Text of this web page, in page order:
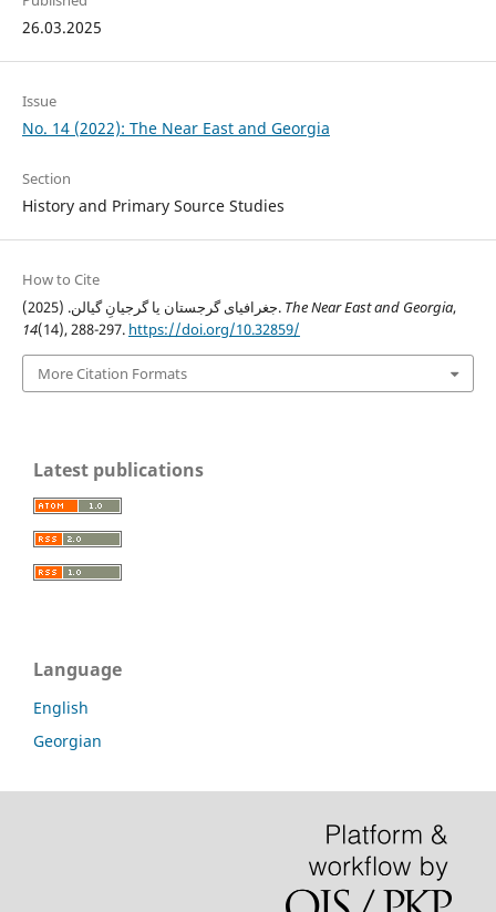
26.03.2025
Issue
No. 14 (2022): The Near East and Georgia
Section
History and Primary Source Studies
How to Cite
جغرافیای گرجستان یا گرجیانِ گیالن. (2025). The Near East and Georgia,
14(14), 288-297. https://doi.org/10.32859/
More Citation Formats
Latest publications
Language
English
Georgian